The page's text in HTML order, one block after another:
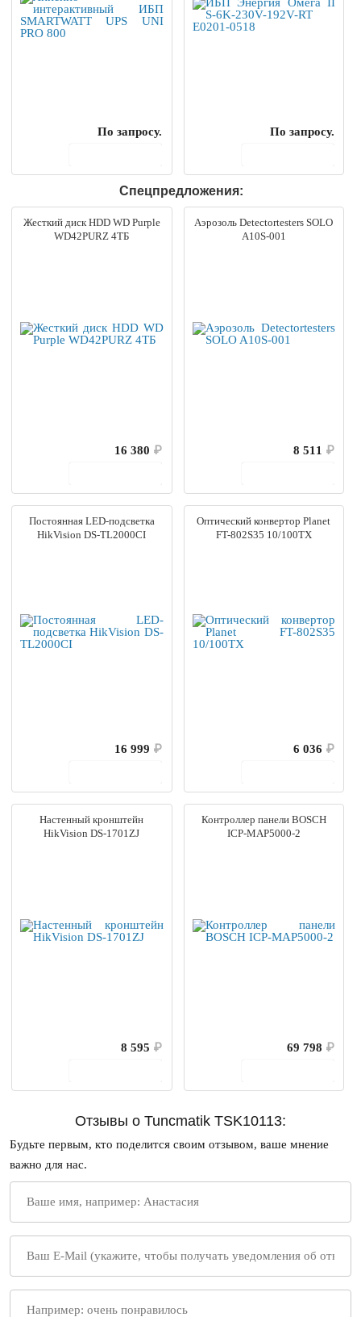
По запросу.
По запросу.
Спецпредложения:
Жесткий диск HDD WD Purple
WD42PURZ 4ТБ
16 380 ₽
Аэрозоль Detectortesters SOLO
A10S-001
8 511 ₽
Постоянная LED-подсветка
HikVision DS-TL2000CI
16 999 ₽
Оптический конвертор Planet
FT-802S35 10/100TX
6 036 ₽
Настенный кронштейн
HikVision DS-1701ZJ
8 595 ₽
Контроллер панели BOSCH
ICP-MAP5000-2
69 798 ₽
Отзывы о Tuncmatik TSK10113:
Будьте первым, кто поделится своим отзывом, ваше мнение
важно для нас.